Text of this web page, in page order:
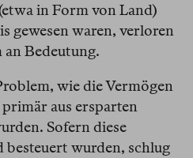
in Form von Land)
gewesen waren, verloren
an Bedeutung.
wie die Vermögen
aus ersparten
Sofern diese
besteuert wurden, schlug